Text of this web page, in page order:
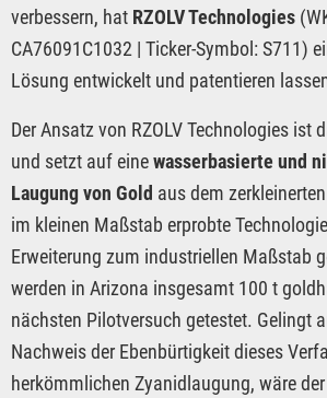
verbessern, hat RZOLV Technologies
CA76091C1032 | Ticker-Symbol: S711)
Lösung entwickelt und patentieren
Der Ansatz von RZOLV Technologies ist
und setzt auf einewasserbasierte und
Laugung von Gold aus dem
im kleinen Maßstab erprobte
Erweiterung zum industriellen Maßstab
werden in Arizona insgesamt 100 t
nächsten Pilotversuch getestet. Gelingt
Nachweis der Ebenbürtigkeit dieses
herkömmlichen Zyanidlaugung, wäre